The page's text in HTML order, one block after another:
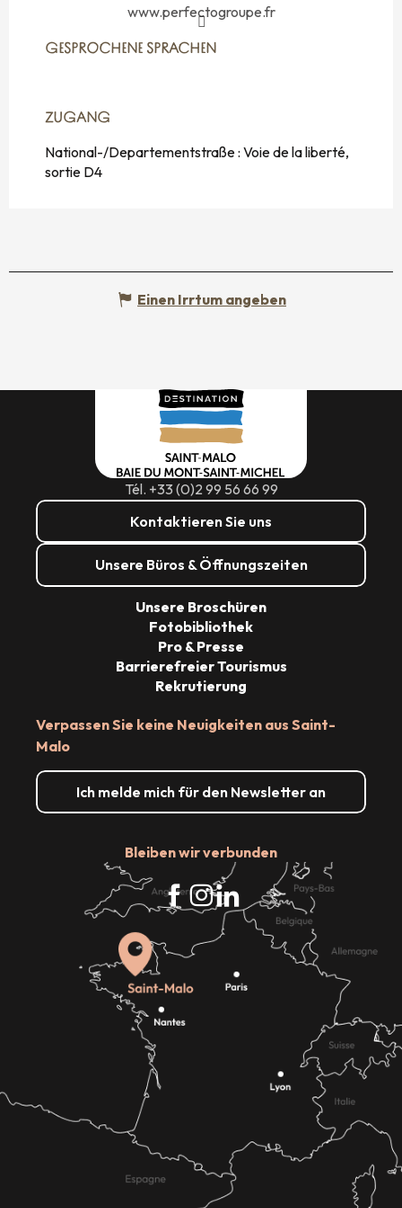
www.perfectogroupe.fr
GESPROCHENE SPRACHEN
GESPROCHENE SPRACHEN
ZUGANG
ZUGANG
National-/Departementstraße : Voie de la liberté,
sortie D4
Einen Irrtum angeben
Tél. +33 (0)2 99 56 66 99
Kontaktieren Sie uns
Unsere Büros & Öffnungszeiten
Verpassen Sie keine Neuigkeiten aus Saint-
Malo
Ich melde mich für den Newsletter an
Bleiben wir verbunden
Unsere Broschüren
Fotobibliothek
Pro & Presse
Barrierefreier Tourismus
Rekrutierung